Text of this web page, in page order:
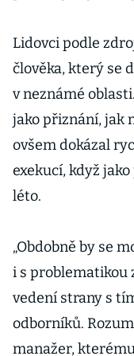
Lidovci podle
člověka, který se
v neznámé
jako přiznání, jak
ovšem dokázal
exekucí, když
léto.
„Obdobně by se
i s problematikou
vedení strany s
odborníků.
manažer,